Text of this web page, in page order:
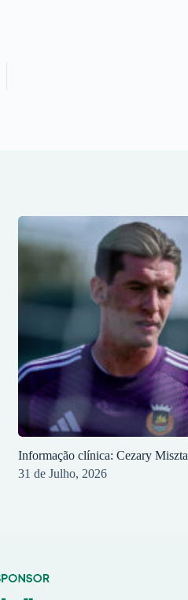
Informação clínica: Cezary Miszta
31 de Julho, 2026